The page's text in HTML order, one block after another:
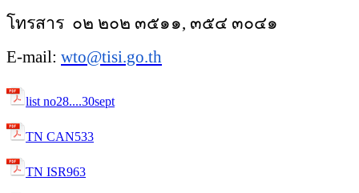
โทรสาร ๐๒ ๒๐๒ ๓๕๑๑, ๓๕๔ ๓๐๔๑
E-mail: wto@tisi.go.th
list no28....30sept
TN CAN533
TN ISR963